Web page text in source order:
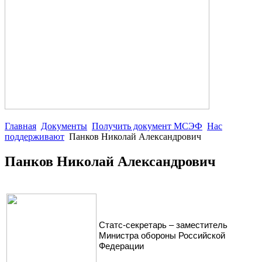
Главная Документы Получить документ МСЭФ Нас
поддерживают Панков Николай Александрович
Панков Николай Александрович
Статс-секретарь – заместитель
Министра обороны Российской
Федерации